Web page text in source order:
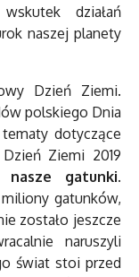
działań
naszej planety
Dzień Ziemi.
polskiego Dnia
dotyczące
Ziemi 2019
nasze gatunki.
gatunków,
zostało jeszcze
naruszyli
świat stoi przed